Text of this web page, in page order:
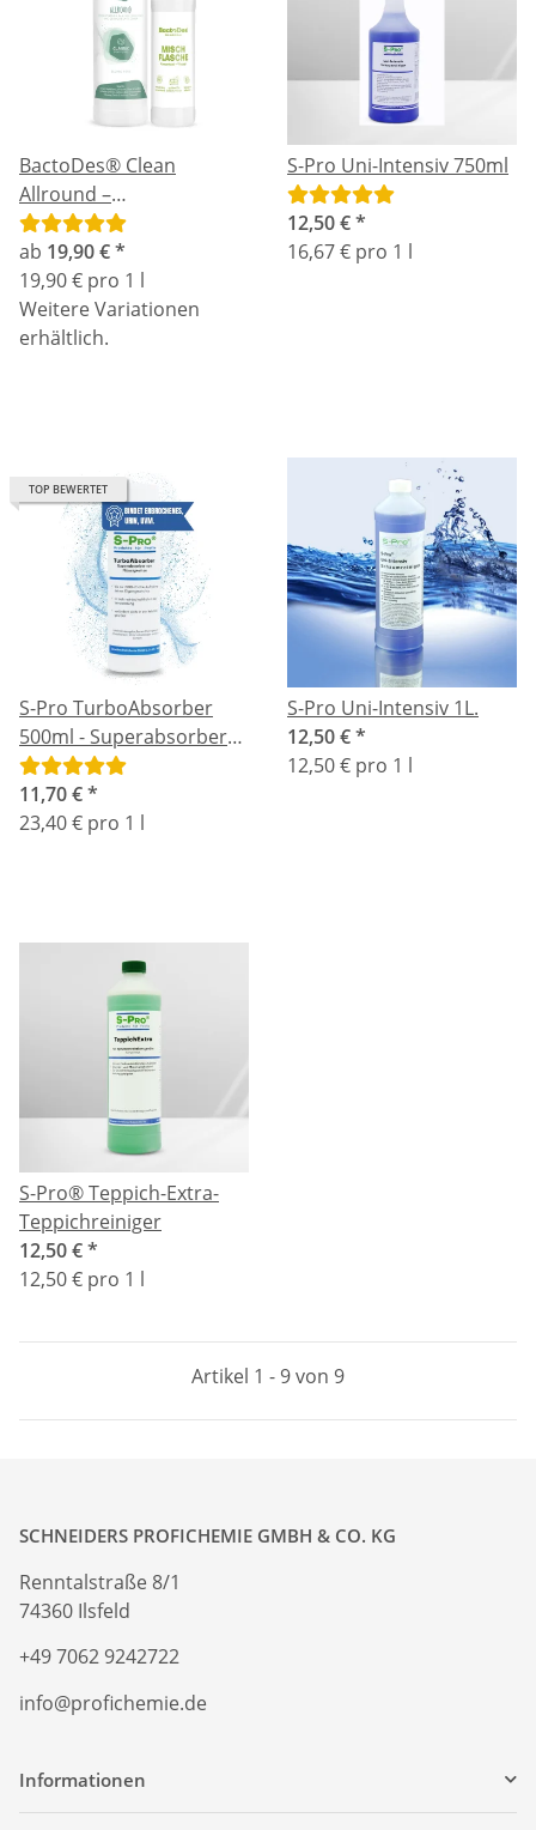
BactoDes® Clean
Allround –
Geruchsentferner mit
Reinigungswirkung
ab 19,90 €*
19,90 € pro 1 l
Weitere Variationen
erhältlich.
S-Pro Uni-Intensiv 750ml
12,50 €*
16,67 € pro 1 l
TOP BEWERTET
S-Pro TurboAbsorber
500ml - Superabsorber
oder Kotzpulver kaufen
11,70 €*
23,40 € pro 1 l
S-Pro Uni-Intensiv 1L.
12,50 €*
12,50 € pro 1 l
S-Pro® Teppich-Extra-
Teppichreiniger
12,50 €*
12,50 € pro 1 l
Artikel 1 - 9 von 9
SCHNEIDERS PROFICHEMIE GMBH & CO. KG
Renntalstraße 8/1
74360 Ilsfeld
+49 7062 9242722
info@profichemie.de
Informationen